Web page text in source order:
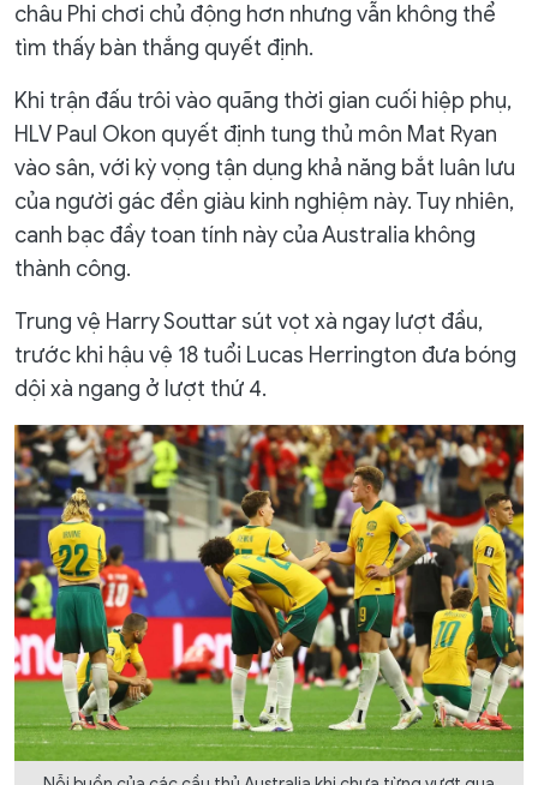
châu Phi chơi chủ động hơn nhưng vẫn không thể
tìm thấy bàn thắng quyết định.
Khi trận đấu trôi vào quãng thời gian cuối hiệp phụ,
HLV Paul Okon quyết định tung thủ môn Mat Ryan
vào sân, với kỳ vọng tận dụng khả năng bắt luân lưu
của người gác đền giàu kinh nghiệm này. Tuy nhiên,
canh bạc đầy toan tính này của Australia không
thành công.
Trung vệ Harry Souttar sút vọt xà ngay lượt đầu,
trước khi hậu vệ 18 tuổi Lucas Herrington đưa bóng
dội xà ngang ở lượt thứ 4.